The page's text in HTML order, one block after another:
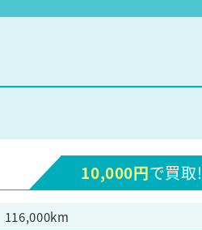
10,000円で買取!
116,000km